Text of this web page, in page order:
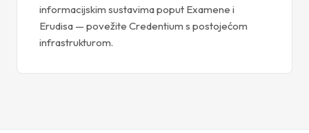
informacijskim sustavima poput Examene i
Erudisa — povežite Credentium s postojećom
infrastrukturom.